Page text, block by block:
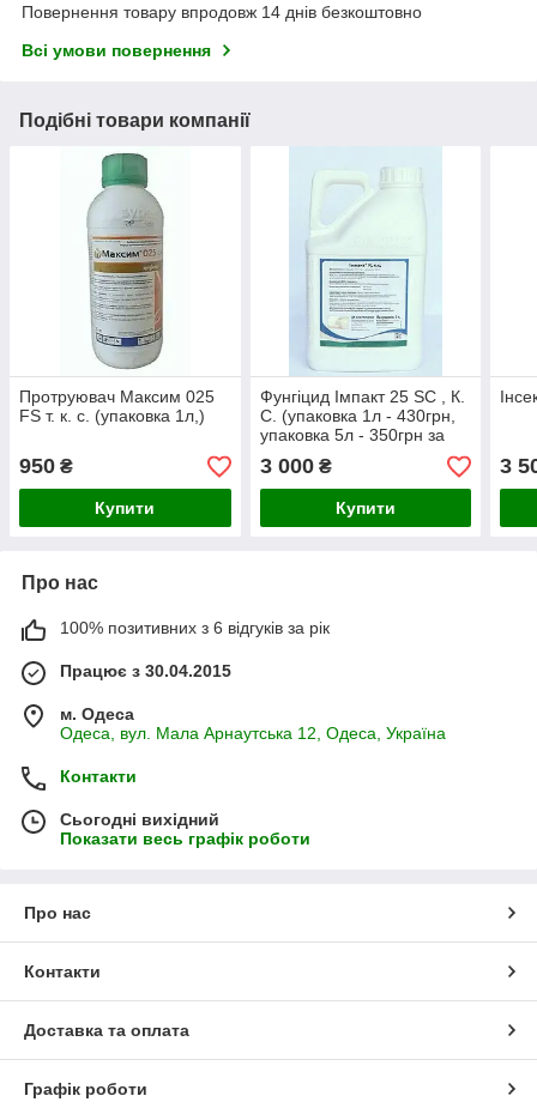
Повернення товару впродовж 14 днів безкоштовно
Всі умови повернення
Подібні товари компанії
Протруювач Максим 025
FS т. к. с. (упаковка 1л,)
950 ₴
Купити
Фунгіцид Імпакт 25 SC , К.
С. (упаковка 1л - 430грн,
упаковка 5л - 350грн за
1л)
3 000₴
Купити
3
Про нас
100% позитивних з 6 відгуків за рік
Працює з 30.04.2015
м. Одеса
Одеса, вул. Мала Арнаутська 12, Одеса, Україна
Контакти
Сьогодні вихідний
Показати весь графік роботи
Про нас
Контакти
Доставка та оплата
Графік роботи